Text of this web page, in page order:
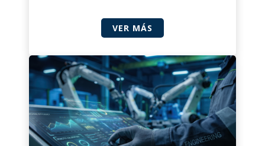
VER MÁS